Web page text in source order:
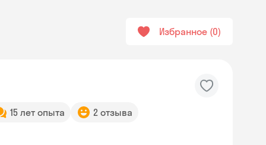
Избранное 0
15 лет опыта 2 отзыва